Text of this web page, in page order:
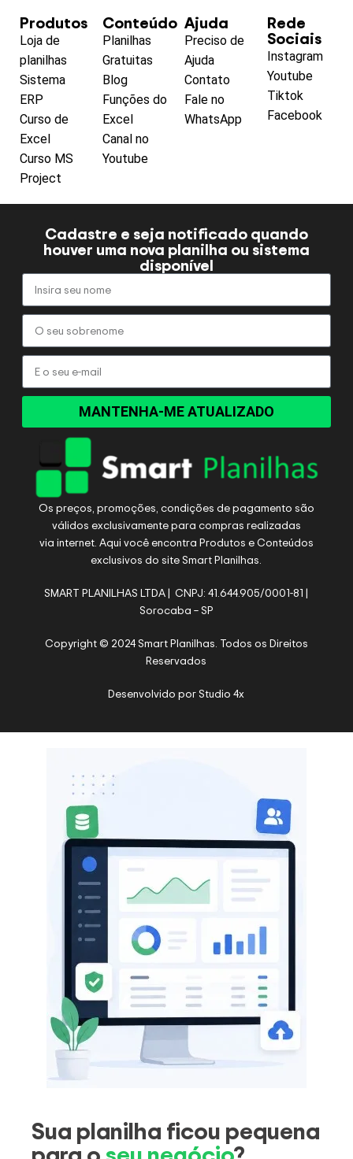
Produtos
Loja de
planilhas
Sistema
ERP
Curso de
Excel
Curso MS
Project
Conteúdo
Planilhas
Gratuitas
Blog
Funções do
Excel
Canal no
Youtube
Ajuda
Preciso de
Ajuda
Contato
Fale no
WhatsApp
Rede
Sociais
Instagram
Youtube
Tiktok
Facebook
Cadastre e seja notificado quando
houver uma nova planilha ou sistema
disponível
MANTENHA-ME ATUALIZADO
Os preços, promoções, condições de pagamento são
válidos exclusivamente para compras realizadas
via internet. Aqui você encontra Produtos e Conteúdos
exclusivos do site Smart Planilhas.
SMART PLANILHAS LTDA | CNPJ: 41.644.905/0001-81 |
Sorocaba – SP
Copyright © 2024 Smart Planilhas. Todos os Direitos
Reservados
Desenvolvido porStudio 4x
Sua planilha ficou pequena